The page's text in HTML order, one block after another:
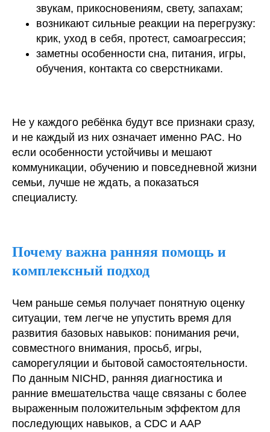
звукам, прикосновениям, свету, запахам;
возникают сильные реакции на перегрузку:
крик, уход в себя, протест, самоагрессия;
заметны особенности сна, питания, игры,
обучения, контакта со сверстниками.
Не у каждого ребёнка будут все признаки сразу,
и не каждый из них означает именно РАС. Но
если особенности устойчивы и мешают
коммуникации, обучению и повседневной жизни
семьи, лучше не ждать, а показаться
специалисту.
Почему важна ранняя помощь и
комплексный подход
Чем раньше семья получает понятную оценку
ситуации, тем легче не упустить время для
развития базовых навыков: понимания речи,
совместного внимания, просьб, игры,
саморегуляции и бытовой самостоятельности.
По данным NICHD, ранняя диагностика и
ранние вмешательства чаще связаны с более
выраженным положительным эффектом для
последующих навыков, а CDC и AAP